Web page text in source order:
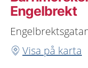
Engelbrekt
Visa på karta